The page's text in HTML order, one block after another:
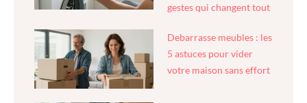
gestes qui changent tout
Debarrasse meubles : les
5 astuces pour vider
votre maison sans effort